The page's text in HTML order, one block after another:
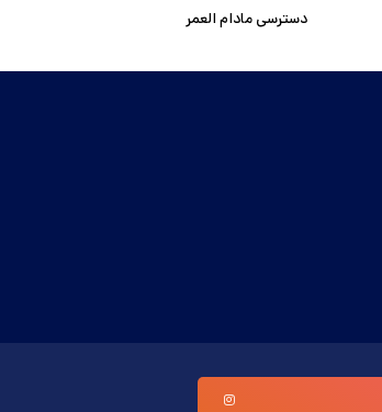
دسترسی مادام العمر